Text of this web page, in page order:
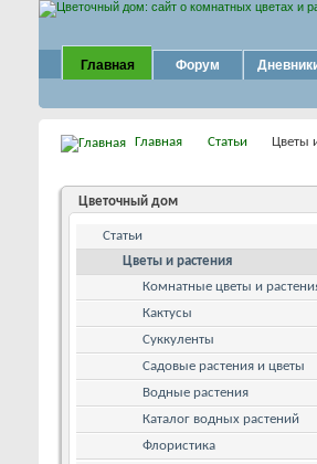
Главная Форум
Главная Статьи Цветы
Цветочный дом
Статьи
Цветы и растения
Комнатные цветы и
Кактусы
Суккуленты
Садовые растения и цветы
Водные растения
Каталог водных растений
Флористика